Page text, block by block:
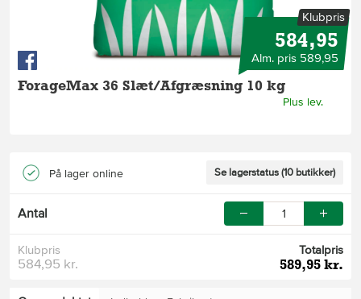
ForageMax 36 Slæt/Afgræsning 10 kg
Plus lev.
Klubpris
584,95
Alm. pris 589,95
På lager online Se lagerstatus (10 butikker)
Antal
Klubpris
584,95 kr.
Totalpris
589,95 kr.